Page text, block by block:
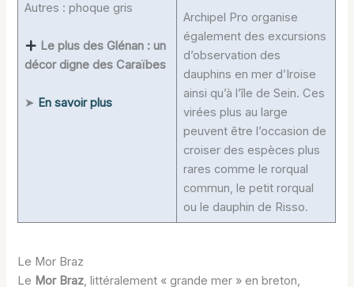
Autres : phoque gris
Le plus des Glénan : un
décor digne des Caraïbes
➤ En savoir plus
Archipel Pro organise
également des excursions
d’observation des
dauphins en mer d’Iroise
ainsi qu’à l’île de Sein. Ces
virées plus au large
peuvent être l’occasion de
croiser des espèces plus
rares comme le rorqual
commun, le petit rorqual
ou le dauphin de Risso.
Le Mor Braz
Le Mor Braz, littéralement « grande mer » en breton,